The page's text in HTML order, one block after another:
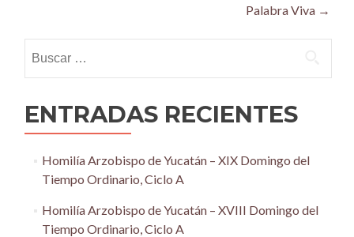
Palabra Viva →
ENTRADAS RECIENTES
Homilía Arzobispo de Yucatán – XIX Domingo del
Tiempo Ordinario, Ciclo A
Homilía Arzobispo de Yucatán – XVIII Domingo del
Tiempo Ordinario, Ciclo A